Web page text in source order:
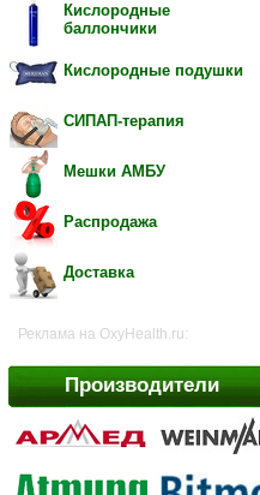
Кислородные
баллончики
Кислородные подушки
СИПАП-терапия
Мешки АМБУ
Распродажа
Доставка
Реклама на OxyHealth.ru:
Производители